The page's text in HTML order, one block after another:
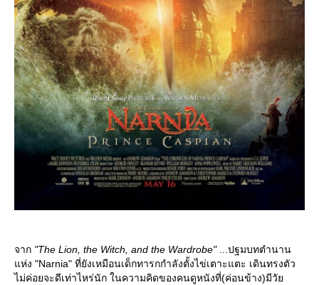
จาก "The Lion, the Witch, and the Wardrobe"...ปฐมบทตำนาน
ห่ง "Narnia" ที่ยังเหมือนเด็กทารกกำลังตั้งไข่เตาะแตะ เดินทรงตัว
ไม่ค่อยจะดีเท่าไหร่นัก ในความคิดของคนดูหนังที่(ค่อนข้าง)มีวั